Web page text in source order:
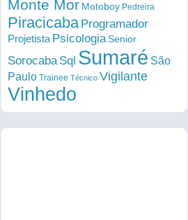
Monte Mor Motoboy Pedreira
Piracicaba Programador
Projetista PsicologiaSenior
Sorocaba Sql Sumaré São
Paulo Trainee Técnico Vigilante
Vinhedo